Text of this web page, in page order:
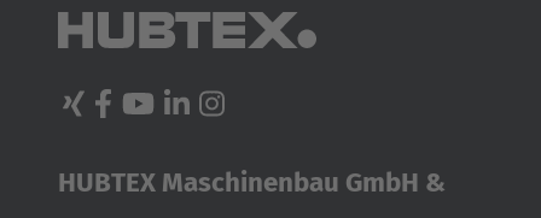
Brasil
Português
English
HUBTEX Maschinenbau GmbH &